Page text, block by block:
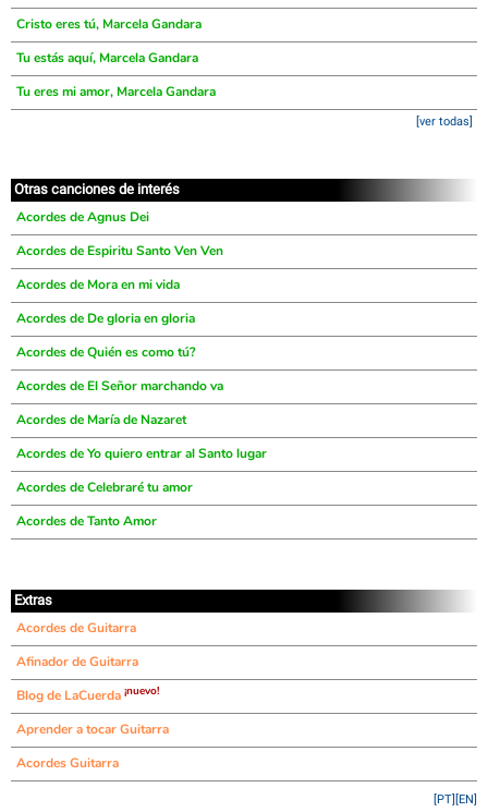
Cristo eres tú, Marcela Gandara
Tu estás aquí, Marcela Gandara
Tu eres mi amor, Marcela Gandara
[ver todas]
Otras canciones de interés
Acordes de Agnus Dei
Acordes de Espiritu Santo Ven Ven
Acordes de Mora en mi vida
Acordes de De gloria en gloria
Acordes de Quién es como tú?
Acordes de El Señor marchando va
Acordes de María de Nazaret
Acordes de Yo quiero entrar al Santo lugar
Acordes de Celebraré tu amor
Acordes de Tanto Amor
Extras
Acordes de Guitarra
Afinador de Guitarra
Blog de LaCuerda ¡nuevo!
Aprender a tocar Guitarra
Acordes Guitarra
[EN]
[PT]